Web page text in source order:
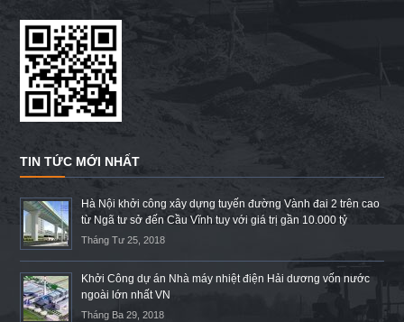
TIN TỨC MỚI NHẤT
Hà Nội khởi công xây dựng tuyến đường Vành đai 2 trên cao
từ Ngã tư sở đến Cầu Vĩnh tuy với giá trị gần 10.000 tỷ
Tháng Tư 25, 2018
Khởi Công dự án Nhà máy nhiệt điện Hải dương vốn nước
ngoài lớn nhất VN
Tháng Ba 29, 2018